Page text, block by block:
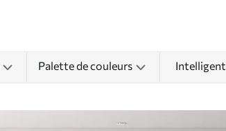
Palette de couleurs Intelligent